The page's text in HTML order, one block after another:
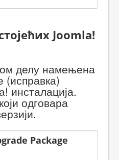
Joomla!
делу намењена
(исправка)
инсталација.
одговара
Package